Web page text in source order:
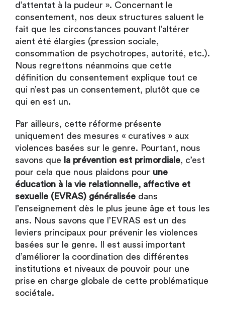
d’attentat à la pudeur ». Concernant le
consentement, nos deux structures saluent le
fait que les circonstances pouvant l’altérer
aient été élargies (pression sociale,
consommation de psychotropes, autorité, etc.).
Nous regrettons néanmoins que cette
définition du consentement explique tout ce
qui n’est pas un consentement, plutôt que ce
qui en est un.
Par ailleurs, cette réforme présente
uniquement des mesures « curatives » aux
violences basées sur le genre. Pourtant, nous
savons que la prévention est primordiale, c’est
pour cela que nous plaidons pour une
éducation à la vie relationnelle, affective et
sexuelle (EVRAS) généralisée dans
l’enseignement dès le plus jeune âge et tous les
ans. Nous savons que l’EVRAS est un des
leviers principaux pour prévenir les violences
basées sur le genre. Il est aussi important
d’améliorer la coordination des différentes
institutions et niveaux de pouvoir pour une
prise en charge globale de cette problématique
sociétale.